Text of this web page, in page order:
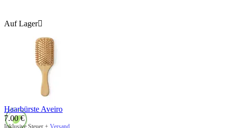
Auf Lager
Haarbürste Aveiro
7.00 €
Inklusive Steuer + Versand